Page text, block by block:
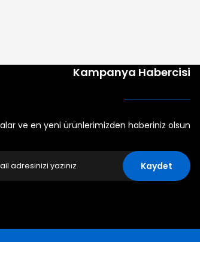
Kampanya Habercisi
ve en yeni ürünlerimizden haberiniz olsun
Kaydet